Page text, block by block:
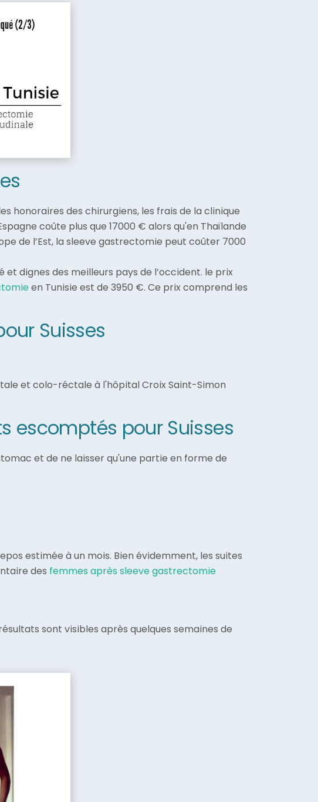
honoraires des chirurgiens, les frais de la clinique
coûte plus que 17000 € alors qu'en Thaïlande
de l’Est, la sleeve gastrectomie peut coûter 7000
et dignes des meilleurs pays de l’occident. le prix
en Tunisie est de 3950 €. Ce prix comprend les
Suisses
et colo-réctale à l'hôpital Croix Saint-Simon
escomptés pour Suisses
et de ne laisser qu'une partie en forme de
estimée à un mois. Bien évidemment, les suites
des femmes après sleeve gastrectomie
sont visibles après quelques semaines de